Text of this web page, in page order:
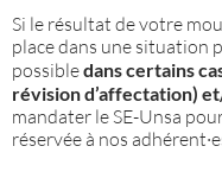
Si le résultat de votre
place dans une situation
possibledans certains
révision d’affectation)
mandater le SE-Unsa
réservée à nos